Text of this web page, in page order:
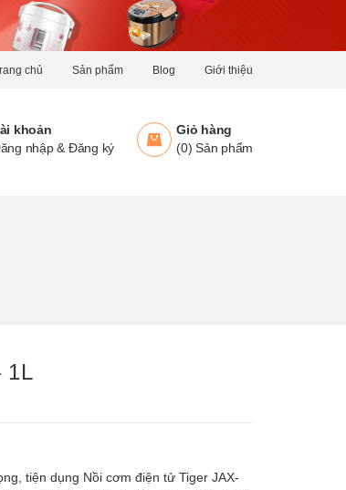
chủ Sản phẩm Blog Giới thiệu
Giỏ hàng
(0) Sản phẩm
khoản
nhập& Đăng ký
1L
tiện dụng Nồi cơm điện tử Tiger JAX-